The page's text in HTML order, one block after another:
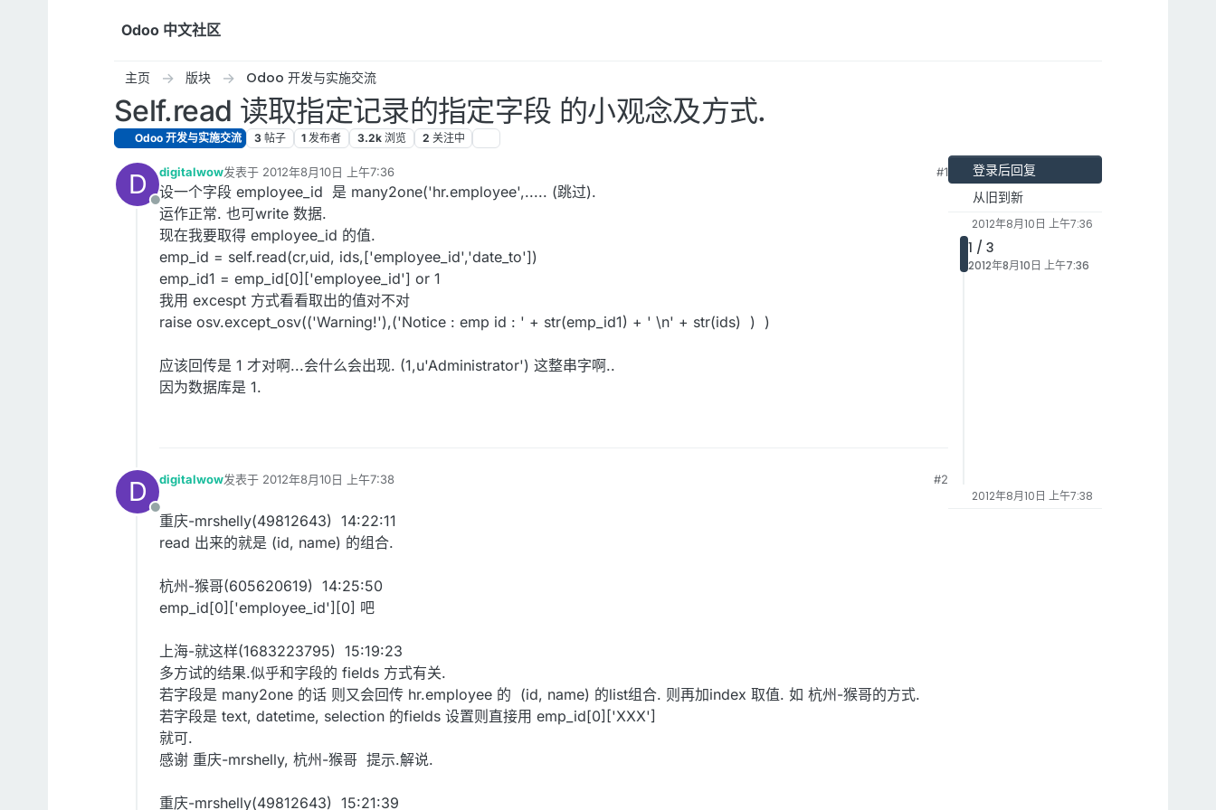
Odoo 中文社区
主页 版块 Odoo 开发与实施交流
Self.read 读取指定记录的指定字段 的小观念及方式.
Odoo 开发与实施交流 3 帖子 1 发布者 3.2k 浏览 2 关注中
D
离线
digitalwow发表于 2012年8月10日 上午7:36
最后由 编辑
#1
设一个字段 employee_id 是 many2one('hr.employee',..... (跳过).
运作正常. 也可write 数据.
现在我要取得 employee_id 的值.
emp_id = self.read(cr,uid, ids,['employee_id','date_to'])
emp_id1 = emp_id[0]['employee_id'] or 1
我用 excespt 方式看看取出的值对不对
raise osv.except_osv(('Warning!'),('Notice : emp id : ' + str(emp_id1) + ' \n' + str(ids) ) )
应该回传是 1 才对啊...会什么会出现. (1,u'Administrator') 这整串字啊..
因为数据库是 1.
D
离线
digitalwow发表于 2012年8月10日 上午7:38
最后由 编辑
#2
重庆-mrshelly(49812643) 14:22:11
read 出来的就是 (id, name) 的组合.
杭州-猴哥(605620619) 14:25:50
emp_id[0]['employee_id'][0] 吧
上海-就这样(1683223795) 15:19:23
多方试的结果.似乎和字段的 fields 方式有关.
若字段是 many2one 的话 则又会回传 hr.employee 的 (id, name) 的list组合. 则再加index 取值. 如 杭州-猴哥的方式.
若字段是 text, datetime, selection 的fields 设置则直接用 emp_id[0]['XXX']
就可.
感谢 重庆-mrshelly, 杭州-猴哥 提示.解说.
重庆-mrshelly(49812643) 15:21:39
登录后回复
从旧到新
2012年8月10日 上午7:36
1 / 3
2012年8月10日 上午7:36
2012年8月10日 上午7:38